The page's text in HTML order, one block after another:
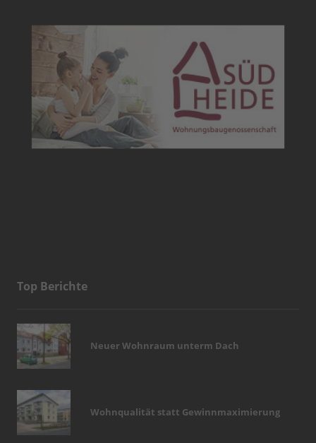
Top Berichte
Neuer Wohnraum unterm Dach
Wohnqualität statt Gewinnmaximierung